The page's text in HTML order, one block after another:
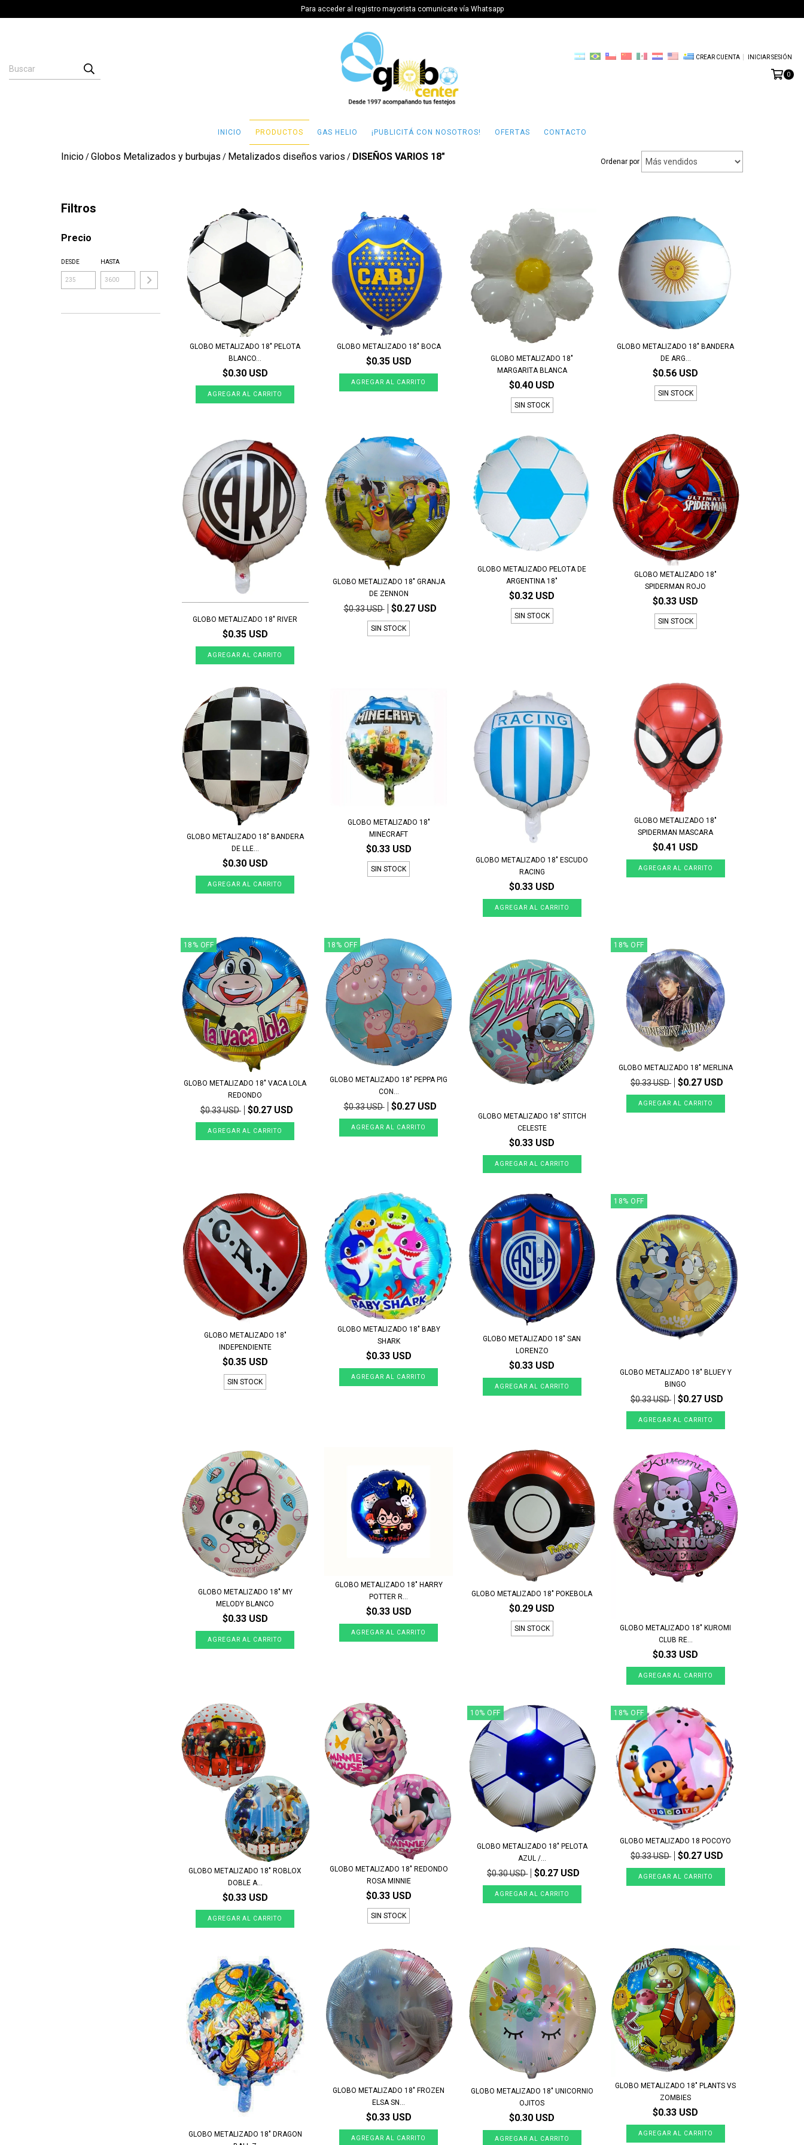
Para acceder al registro mayorista comunicate vía Whatsapp
CREAR CUENTA INICIAR SESIÓN
0
INICIO PRODUCTOS GAS HELIO ¡PUBLICITÁ CON NOSOTROS! OFERTAS CONTACTO
Inicio/Globos Metalizados y burbujas / Metalizados diseños varios / DISEÑOS VARIOS 18" Ordenar por
Filtros
Precio
DESDE HASTA
GLOBO METALIZADO 18" PELOTA
BLANCO...
$0.30 USD
GLOBO METALIZADO 18" BOCA
$0.35 USD
GLOBO METALIZADO 18"
MARGARITA BLANCA
$0.40 USD
SIN STOCK
GLOBO METALIZADO 18" BANDERA
DE ARG...
$0.56 USD
SIN STOCK
GLOBO METALIZADO 18" RIVER
$0.35 USD
GLOBO METALIZADO 18" GRANJA
DE ZENNON
$0.33 USD $0.27 USD
SIN STOCK
GLOBO METALIZADO PELOTA DE
ARGENTINA 18"
$0.32 USD
SIN STOCK
GLOBO METALIZADO 18"
SPIDERMAN ROJO
$0.33 USD
SIN STOCK
GLOBO METALIZADO 18" BANDERA
DE LLE...
$0.30 USD
GLOBO METALIZADO 18"
MINECRAFT
$0.33 USD
SIN STOCK
GLOBO METALIZADO 18" ESCUDO
RACING
$0.33 USD
GLOBO METALIZADO 18"
SPIDERMAN MASCARA
$0.41 USD
18 % OFF
GLOBO METALIZADO 18" VACA LOLA
REDONDO
$0.33 USD $0.27 USD
18 % OFF
GLOBO METALIZADO 18" PEPPA PIG
CON...
$0.33 USD $0.27 USD
GLOBO METALIZADO 18" STITCH
CELESTE
$0.33 USD
18% OFF
GLOBO METALIZADO 18" MERLINA
$0.33 USD $0.27 USD
GLOBO METALIZADO 18"
INDEPENDIENTE
$0.35 USD
SIN STOCK
GLOBO METALIZADO 18" BABY
SHARK
$0.33 USD
GLOBO METALIZADO 18" SAN
LORENZO
$0.33 USD
18% OFF
GLOBO METALIZADO 18" BLUEY Y
BINGO
$0.33 USD $0.27 USD
GLOBO METALIZADO 18" MY
MELODY BLANCO
$0.33 USD
GLOBO METALIZADO 18" HARRY
POTTER R...
$0.33 USD
GLOBO METALIZADO 18" POKEBOLA
$0.29 USD
SIN STOCK
GLOBO METALIZADO 18" KUROMI
CLUB RE...
$0.33 USD
GLOBO METALIZADO 18" ROBLOX
DOBLE A...
$0.33 USD
GLOBO METALIZADO 18" REDONDO
ROSA MINNIE
$0.33 USD
SIN STOCK
10% OFF
GLOBO METALIZADO 18" PELOTA
AZUL /...
$0.30 USD $0.27 USD
18% OFF
GLOBO METALIZADO 18 POCOYO
$0.33 USD $0.27 USD
GLOBO METALIZADO 18" DRAGON
GLOBO METALIZADO 18" FROZEN
ELSA SN...
$0.33 USD
GLOBO METALIZADO 18" UNICORNIO
OJITOS
$0.30 USD
GLOBO METALIZADO 18" PLANTS VS
ZOMBIES
$0.33 USD